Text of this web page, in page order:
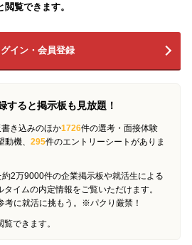
覧できます。
グイン・会員登録
すると掲示板も見放題！
き込みのほか1726件の選考・面接体験
機、 295件のエントリーシートがありま
2万9000件の企業掲示板や就活生による
イムの内定情報をご覧いただけます。
考に就活に挑もう。※パクり厳禁！
覧できます。